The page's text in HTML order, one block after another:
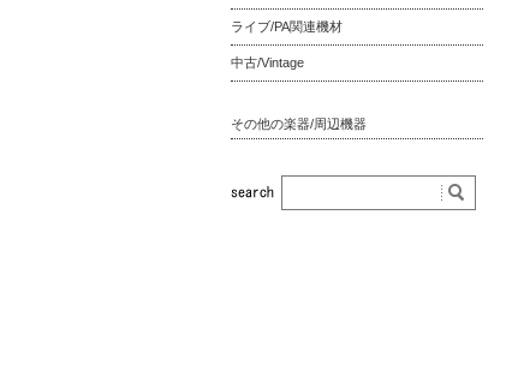
ライブ/PA関連機材
中古/Vintage
その他の楽器/周辺機器